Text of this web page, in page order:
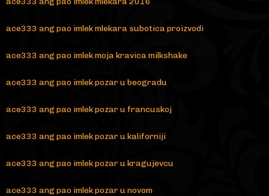
ace333 ang pao imlek mlekara subotica proizvodi
ace333 ang pao imlek moja kravica milkshake
ace333 ang pao imlek pozar u beogradu
ace333 ang pao imlek pozar u francuskoj
ace333 ang pao imlek pozar u kaliforniji
ace333 ang pao imlek pozar u kragujevcu
ace333 ang pao imlek pozar u novom